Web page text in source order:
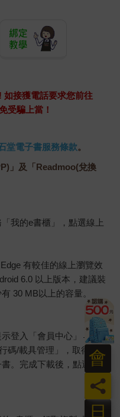
如接獲電話要求您前往
受騙上當！
堂電子書服務條款。
」及「Readmoo(兌換
我的e書櫃」，點選線上
有較佳的線上瀏覽效
6.0 以上版本，建議裝
30 MB以上的容量。
示登入「會員中心」→「我
/載具管理」，取得通行
。完成下載後，點選任一
日
員
會